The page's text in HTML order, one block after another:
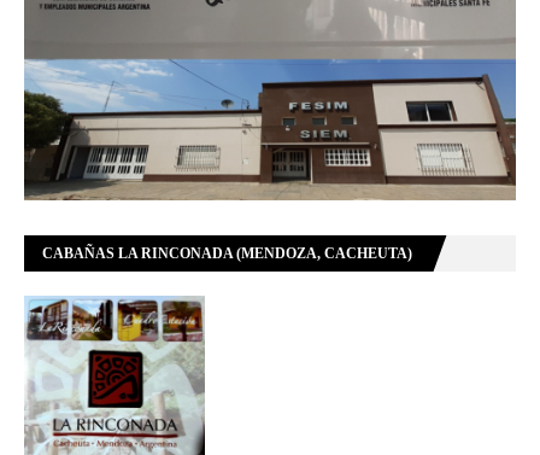
CABAÑAS LA RINCONADA (MENDOZA, CACHEUTA)